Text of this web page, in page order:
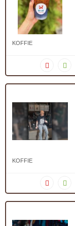
KOFFIE
KOFFIE